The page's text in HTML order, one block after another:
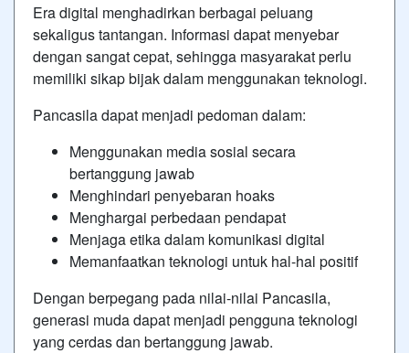
Era digital menghadirkan berbagai peluang
sekaligus tantangan. Informasi dapat menyebar
dengan sangat cepat, sehingga masyarakat perlu
memiliki sikap bijak dalam menggunakan teknologi.
Pancasila dapat menjadi pedoman dalam:
Menggunakan media sosial secara
bertanggung jawab
Menghindari penyebaran hoaks
Menghargai perbedaan pendapat
Menjaga etika dalam komunikasi digital
Memanfaatkan teknologi untuk hal-hal positif
Dengan berpegang pada nilai-nilai Pancasila,
generasi muda dapat menjadi pengguna teknologi
yang cerdas dan bertanggung jawab.